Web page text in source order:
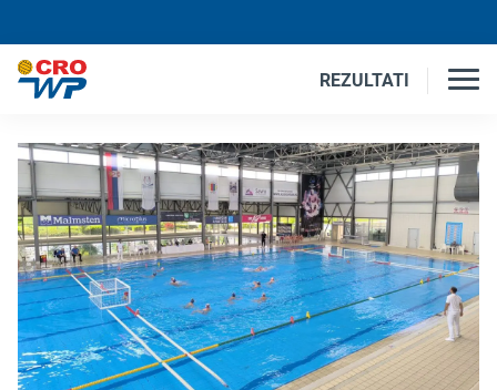
REZULTATI